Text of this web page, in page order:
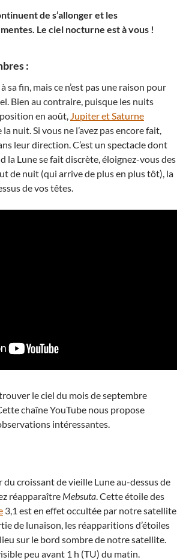
de s’allonger et les
Le ciel nocturne est à vous !
:
sa fin, mais ce n’est pas une raison pour
Bien au contraire, puisque les nuits
en août, Jupiter et Saturne
nuit. Si vous ne l’avez pas encore fait,
leur direction. C’est un spectacle dont
la Lune se fait discrète, éloignez-vous des
de nuit (qui arrive de plus en plus tôt), la
de vos têtes.
le ciel du mois de septembre
chaîne YouTube nous propose
intéressantes.
du croissant de vieille Lune au-dessus de
réapparaître Mebsuta. Cette étoile des
3,1 est en effet occultée par notre satellite
de lunaison, les réapparitions d’étoiles
sur le bord sombre de notre satellite.
peu avant 1 h (TU) du matin.